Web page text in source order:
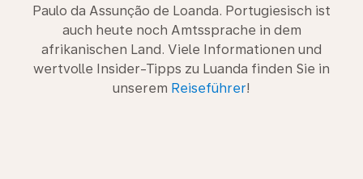
Paulo da Assunção de Loanda. Portugiesisch ist
auch heute noch Amtssprache in dem
afrikanischen Land. Viele Informationen und
wertvolle Insider-Tipps zu Luanda finden Sie in
unserem Reiseführer!